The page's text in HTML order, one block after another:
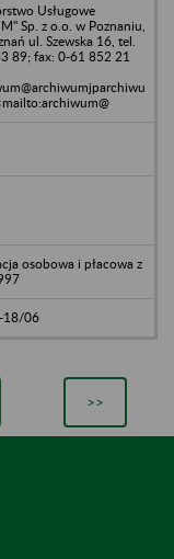
Usługowe
Sp. z o.o. w Poznaniu,
ul. Szewska 16, tel.
89; fax: 0-61 852 21
osobowa i płacowa z
18/06
>>